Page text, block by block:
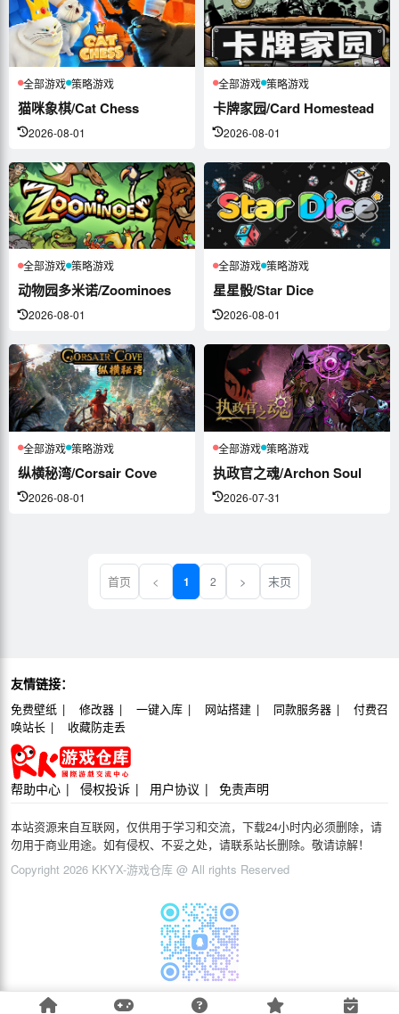
全部游戏 策略游戏
猫咪象棋/Cat Chess
2026-08-01
全部游戏 策略游戏
卡牌家园/Card Homestead
2026-08-01
全部游戏 策略游戏
动物园多米诺/Zoominoes
2026-08-01
全部游戏 策略游戏
星星骰/Star Dice
2026-08-01
全部游戏 策略游戏
纵横秘湾/Corsair Cove
2026-08-01
全部游戏 策略游戏
执政官之魂/Archon Soul
2026-07-31
首页 < 1 2 > 末页
友情链接：
免费壁纸 修改器 一键入库 网站搭建 同款服务器
付费召
唤站长
收藏防走丢
帮助中心 侵权投诉 用户协议 免责声明
本站资源来自互联网，仅供用于学习和交流，下载24小时内必须删除，请
勿用于商业用途。如有侵权、不妥之处，请联系站长删除。敬请谅解！
Copyright 2026 KKYX-游戏仓库 @ All rights Reserved
游戏交流QQ群